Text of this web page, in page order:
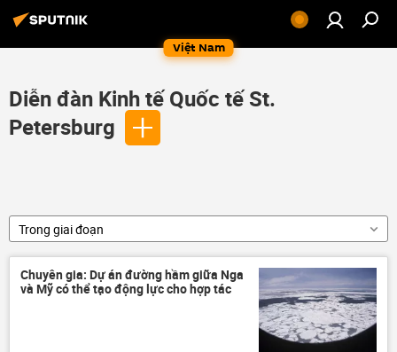
Việt Nam
Diễn đàn Kinh tế Quốc tế St.
Petersburg
Trong giai đoạn
Chuyên gia: Dự án đường hầm giữa Nga
và Mỹ có thể tạo động lực cho hợp tác